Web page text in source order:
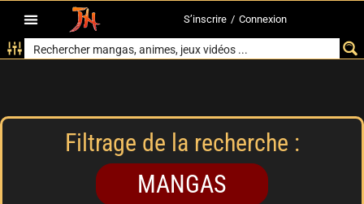
S’inscrire / Connexion
Filtrage de la recherche :
MANGAS